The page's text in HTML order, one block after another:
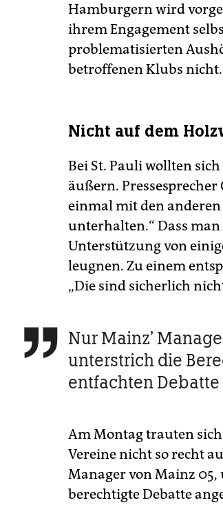
Hamburgern wird
ihrem Engagement
problematisierten
betroffenen Klubs nicht.
Nicht auf dem
Bei St. Pauli wollten
äußern.
einmal mit den
unterhalten.“ Dass
Unterstützung von
leugnen. Zu einem
„Die sind sicherlich
 Nur Mainz’
unterstrich die
entfachten Debatte
Am Montag trauten
Vereine nicht so recht
Manager von Mainz 05,
berechtigte Debatte